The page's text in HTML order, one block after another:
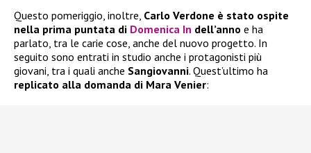
Questo pomeriggio, inoltre, Carlo Verdone è stato ospite
nella prima puntata di Domenica In dell’anno e ha
parlato, tra le carie cose, anche del nuovo progetto. In
seguito sono entrati in studio anche i protagonisti più
giovani, tra i quali anche Sangiovanni. Quest’ultimo ha
replicato alla domanda di Mara Venier: